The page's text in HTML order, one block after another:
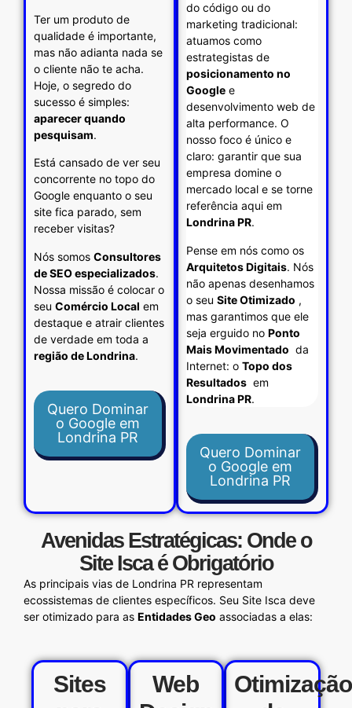
do código ou do
marketing tradicional:
atuamos como
estrategistas de
posicionamento no
Google e
desenvolvimento web de
alta performance. O
nosso foco é único e
claro: garantir que sua
empresa domine o
mercado local e se torne
referência aqui em
Londrina PR.
Pense em nós como os
Arquitetos Digitais. Nós
não apenas desenhamos
o seu Site Otimizado ,
mas garantimos que ele
seja erguido no Ponto
Mais Movimentado da
Internet: o Topo dos
Resultados em
Londrina PR.
Quero Dominar
o Google em
Londrina PR
Ter um produto de
qualidade é importante,
mas não adianta nada se
o cliente não te acha.
Hoje, o segredo do
sucesso é simples:
aparecer quando
pesquisam.
Está cansado de ver seu
concorrente no topo do
Google enquanto o seu
site fica parado, sem
receber visitas?
Nós somos Consultores
de SEO especializados.
Nossa missão é colocar o
seu Comércio Local em
destaque e atrair clientes
de verdade em toda a
região de Londrina.
Quero Dominar
o Google em
Londrina PR
Avenidas Estratégicas: Onde o
Site Isca é Obrigatório
As principais vias de Londrina PR representam
ecossistemas de clientes específicos. Seu Site Isca deve
ser otimizado para as Entidades Geo associadas a elas:
Otimização
Web
Sites